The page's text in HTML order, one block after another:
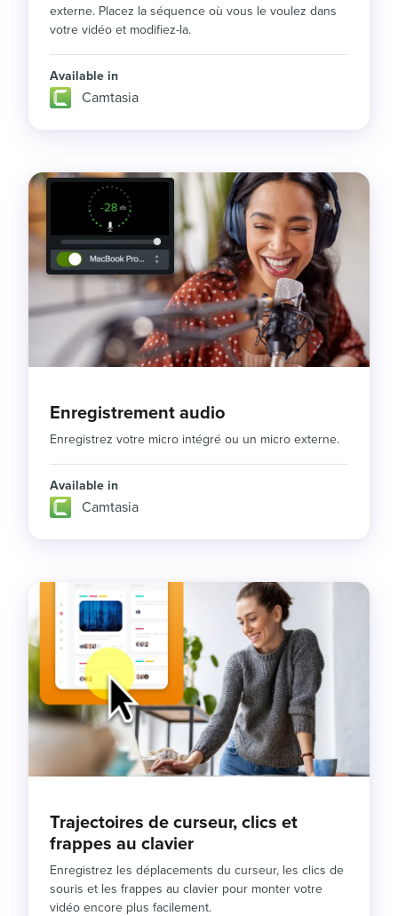
externe. Placez la séquence où vous le voulez dans
votre vidéo et modifiez-la.
Available in
Camtasia
Enregistrement audio
Enregistrez votre micro intégré ou un micro externe.
Available in
Camtasia
Trajectoires de curseur, clics et
frappes au clavier
Enregistrez les déplacements du curseur, les clics de
souris et les frappes au clavier pour monter votre
vidéo encore plus facilement.